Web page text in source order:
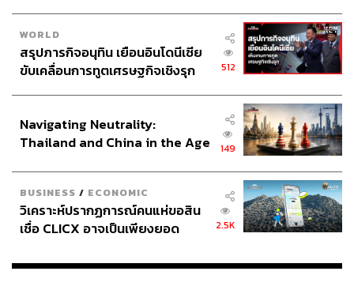
WORLD
สรุปภารกิจอนุทิน เยือนอินโดนีเซีย
ขับเคลื่อนการทูตเศรษฐกิจเชิงรุก
512
Navigating Neutrality:
Thailand and China in the Age
149
BUSINESS / ECONOMIC
วิเคราะห์ปรากฏการณ์คนแห่ขอสิน
เชื่อ CLICX อาจเป็นเพียงยอด
เรือนไทยที่ถูกซุกไว้
2.5K